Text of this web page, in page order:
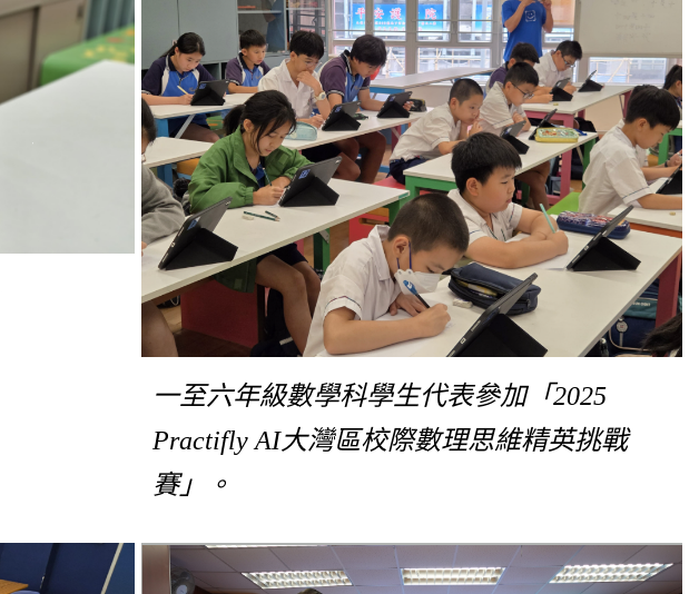
一至六年級數學科學生代表參加「2025
Practifly AI大灣區校際數理思維精英挑戰
賽」。